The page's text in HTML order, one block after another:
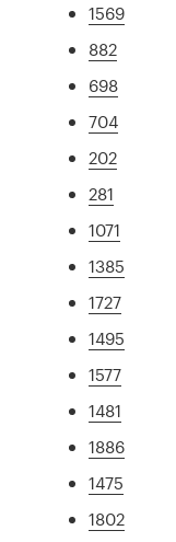
1569
882
698
704
202
281
1071
1385
1727
1495
1577
1481
1886
1475
1802